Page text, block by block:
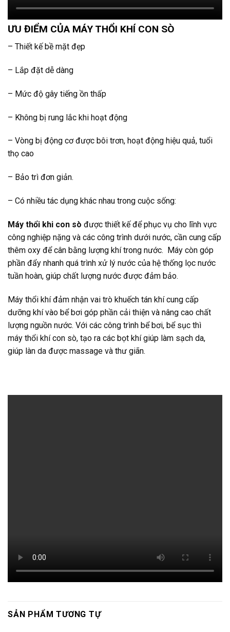
ƯU ĐIỂM CỦA MÁY THỔI KHÍ CON SÒ
– Thiết kế bề mặt đẹp
– Lắp đặt dễ dàng
– Mức độ gây tiếng ồn thấp
– Không bị rung lắc khi hoạt động
– Vòng bị động cơ được bôi trơn, hoạt động hiệu quả, tuổi
thọ cao
– Bảo trì đơn giản.
– Có nhiều tác dụng khác nhau trong cuộc sống:
Máy thổi khi con sò được thiết kế để phục vụ cho lĩnh vực
công nghiệp nặng và các công trình dưới nước, cần cung cấp
thêm oxy để cân bằng lượng khí trong nước. Máy còn góp
phần đẩy nhanh quá trình xử lý nước của hệ thống lọc nước
tuần hoàn, giúp chất lượng nước được đảm bảo.
Máy thổi khí đảm nhận vai trò khuếch tán khí cung cấp
dưỡng khí vào bể bơi góp phần cải thiện và nâng cao chất
lượng nguồn nước. Với các công trình bể bơi, bể sục thì
máy thổi khí con sò, tạo ra các bọt khí giúp làm sạch da,
giúp làn da được massage và thư giãn.
SẢN PHẨM TƯƠNG TỰ